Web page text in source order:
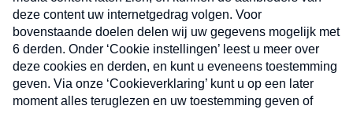
Nieuwsbrief
Neem hier een gratis abonnement op onze